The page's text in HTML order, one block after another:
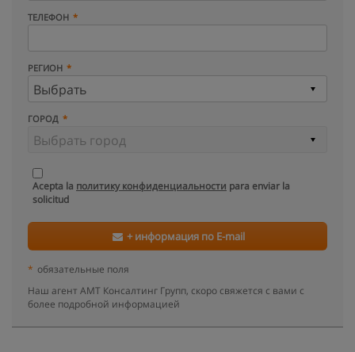
ТЕЛЕФОН
РЕГИОН
ГОРОД
Acepta la политику конфиденциальности para enviar la
solicitud
+ информация по E-mail
* обязательные поля
Наш агент АМТ Консалтинг Групп, скоро свяжется с вами с
более подробной информацией